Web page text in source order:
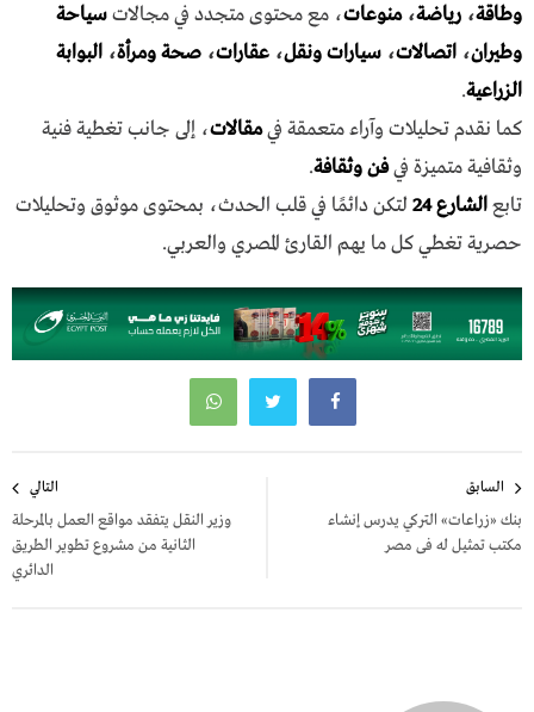
وطاقة، رياضة،منوعات، مع محتوى متجدد في مجالاتسياحة
وطيران، اتصالات، سيارات ونقل، عقارات، صحة ومرأة، البوابة
الزراعية.
كما نقدم تحليلات وآراء متعمقة فيمقالات، إلى جانب تغطية فنية
وثقافية متميزة فيفن وثقافة.
تابعالشارع 24
لتكن دائمًا في قلب الحدث، بمحتوى موثوق وتحليلات
حصرية تغطي كل ما يهم القارئ المصري والعربي.
المقالات
السابق
بنك «زراعات» التركي يدرس إنشاء
مكتب تمثيل له فى مصر
التالي
وزير النقل يتفقد مواقع العمل بالمرحلة
الثانية من مشروع تطوير الطريق
الدائري